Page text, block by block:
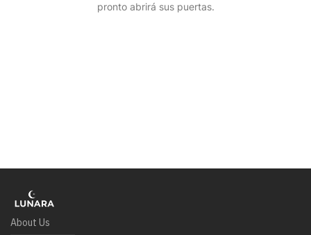
pronto abrirá sus puertas.
About Us